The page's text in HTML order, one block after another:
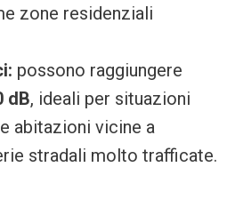
zone residenziali
possono raggiungere
dB, ideali per situazioni
abitazioni vicine a
stradali molto trafficate.